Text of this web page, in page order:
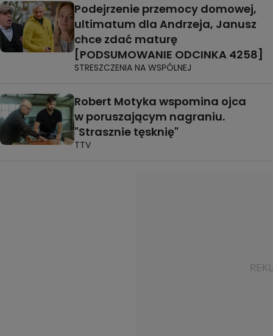
Podejrzenie przemocy domowej,
ultimatum dla Andrzeja, Janusz
chce zdać maturę
[PODSUMOWANIE ODCINKA 4258]
STRESZCZENIA NA WSPÓLNEJ
Robert Motyka wspomina ojca
w poruszającym nagraniu.
"Strasznie tęsknię"
TTV